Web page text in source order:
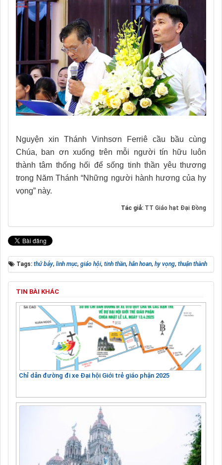
Nguyện xin Thánh Vinhsơn Ferriê cầu bầu cùng
Chúa, ban ơn xuống trên mỗi người tín hữu luôn
thành tâm thống hối để sống tinh thần yêu thương
trong Năm Thánh “Những người hành hương của hy
vọng” này.
Tác giả: TT Giáo hạt Đại Đồng
Tags: thứ bảy, linh mục, giáo hội, tinh thần, hân hoan, hy vọng, thuận thành
TIN BÀI KHÁC
Chỉ dẫn đường đi xe Đại hội Giới trẻ giáo phận 2025